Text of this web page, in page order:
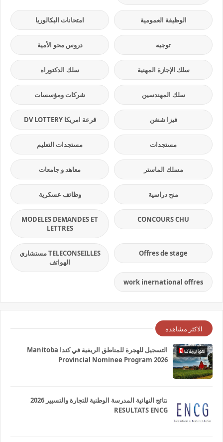
الوظيفة العمومية امتحانات البكالوريا
توجيه دروس محو الأمية
سلك الإجازة المهنية سلك الدكتوراه
سلك المهندسين شركات ومؤسسات
فيزا شنغن قرعة امريكا DV LOTTERY
مستجدات مستجدات التعليم
مسلك الماستر معاهد و جامعات
منح دراسية وظائف عسكرية
CONCOURS CHU
MODELES DEMANDES ET
LETTRES
Offres de stage
TELECONSEILLES مستشاري
الهواتف
work inernational offres
الاكثر مشاهدة
التسجيل للهجرة للمناطق الريفية في كندا Manitoba
Provincial Nominee Program 2026
نتائج النهائية المدرسة الوطنية للتجارة والتسيير 2026
RESULTATS ENCG